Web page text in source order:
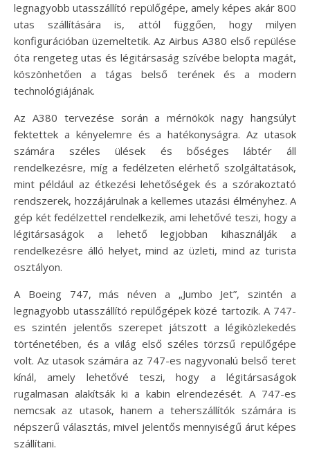
legnagyobb utasszállító repülőgépe, amely képes akár 800
utas szállítására is, attól függően, hogy milyen
konfigurációban üzemeltetik. Az Airbus A380 első repülése
óta rengeteg utas és légitársaság szívébe belopta magát,
köszönhetően a tágas belső terének és a modern
technológiájának.
Az A380 tervezése során a mérnökök nagy hangsúlyt
fektettek a kényelemre és a hatékonyságra. Az utasok
számára széles ülések és bőséges lábtér áll
rendelkezésre, míg a fedélzeten elérhető szolgáltatások,
mint például az étkezési lehetőségek és a szórakoztató
rendszerek, hozzájárulnak a kellemes utazási élményhez. A
gép két fedélzettel rendelkezik, ami lehetővé teszi, hogy a
légitársaságok a lehető legjobban kihasználják a
rendelkezésre álló helyet, mind az üzleti, mind az turista
osztályon.
A Boeing 747, más néven a „Jumbo Jet”, szintén a
legnagyobb utasszállító repülőgépek közé tartozik. A 747-
es szintén jelentős szerepet játszott a légiközlekedés
történetében, és a világ első széles törzsű repülőgépe
volt. Az utasok számára az 747-es nagyvonalú belső teret
kínál, amely lehetővé teszi, hogy a légitársaságok
rugalmasan alakítsák ki a kabin elrendezését. A 747-es
nemcsak az utasok, hanem a teherszállítók számára is
népszerű választás, mivel jelentős mennyiségű árut képes
szállítani.